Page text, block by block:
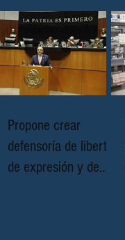
Propone crear
defensoría de libertad
de expresión y de